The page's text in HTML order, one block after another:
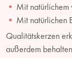
Mit natürlichem
Mit natürlichen
Qualitätskerzen
außerdem